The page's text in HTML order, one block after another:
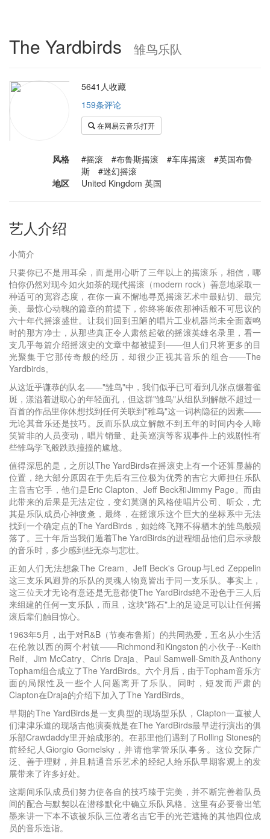
The Yardbirds 雏鸟乐队
5641人收藏
159条评论
在网易云音乐打开
风格
#摇滚 #布鲁斯摇滚 #车库摇滚 #英国布鲁
斯 #迷幻摇滚
地区
United Kingdom 英国
艺人介绍
小简介
只要你已不是用耳朵，而是用心听了三年以上的摇滚乐，相信，哪
怕你仍然对现今如火如荼的现代摇滚（modern rock）善意地采取一
种适可的宽容态度，在你一直不懈地寻觅摇滚艺术中最贴切、最完
美、最惊心动魄的篇章的前提下，你终将皈依那神话般不可思议的
六十年代摇滚盛世。让我们回到丑陋的唱片工业机器尚未全面轰鸣
时的那方净士，从那些真正令人肃然起敬的摇滚英雄名录里，看一
支几乎每篇介绍摇滚史的文章中都被提到——但人们只将更多的目
光聚集于它那传奇般的经历，却很少正视其音乐的组合——The
Yardbirds。
从这近乎谦恭的队名——"雏鸟"中，我们似乎已可看到几张点缀着雀
斑，漾溢着进取心的年轻面孔，但这群"雏鸟"从组队到解散不超过一
百首的作品里你休想找到任何关联到"稚鸟"这一词构隐征的因素——
无论其音乐还是技巧。反而乐队成立解散不到五年的时间内令人啼
笑皆非的人员变动，唱片销量、赴美巡演等客观事件上的戏剧性有
些雏鸟学飞般跌跌撞撞的尴尬。
值得深思的是，之所以The YardBirds在摇滚史上有一个还算显赫的
位置，绝大部分原因在于先后有三位极为优秀的吉它大师担任乐队
主音吉它手，他们是Eric Clapton、Jeff Beck和Jimmy Page。而由
此带来的后果是无法定位，变幻莫测的风格使唱片公司、听众，尤
其是乐队成员心神疲惫，最终，在摇滚乐这个巨大的坐标系中无法
找到一个确定点的The YardBirds，如始终飞翔不得栖木的雏鸟般殒
落了。三十年后当我们遁着The YardBirds的进程细品他们启示录般
的音乐时，多少感到些无奈与悲壮。
正如人们无法想象The Cream、Jeff Beck's Group与Led Zeppelin
这三支乐风迥异的乐队的灵魂人物竟皆出于同一支乐队。事实上，
这三位天才无论有意还是无意都使The YardBirds绝不逊色于三人后
来组建的任何一支乐队，而且，这块"路石"上的足迹足可以让任何摇
滚后辈们触目惊心。
1963年5月，出于对R&B（节奏布鲁斯）的共同热爱，五名从小生活
在伦敦以西的两个村镇——Richmond和Kingston的小伙子--Keith
Relf、Jim McCatry、Chris Draja、Paul Samwell-Smith及Anthony
Topham组合成立了The YardBirds。六个月后，由于Topham音乐方
面的局限性及一些个人问题离开了乐队。同时，短发而严肃的
Clapton在Draja的介绍下加入了The YardBirds。
早期的The YardBirds是一支典型的现场型乐队，Clapton一直被人
们津津乐道的现场吉他演奏就是在The YardBirds最早进行演出的俱
乐部Crawdaddy里开始成形的。在那里他们遇到了Rolling Stones的
前经纪人Giorgio Gomelsky，并请他掌管乐队事务。这位交际广
泛、善于理财，并且精通音乐艺术的经纪人给乐队早期客观上的发
展带来了许多好处。
这期间乐队成员们努力使各自的技巧臻于完美，并不断完善着队员
间的配合与默契以在潜移默化中确立乐队风格。这里有必要誊出笔
墨来讲一下本不该被乐队三位著名吉它手的光芒遮掩的其他四位成
员的音乐造诣。